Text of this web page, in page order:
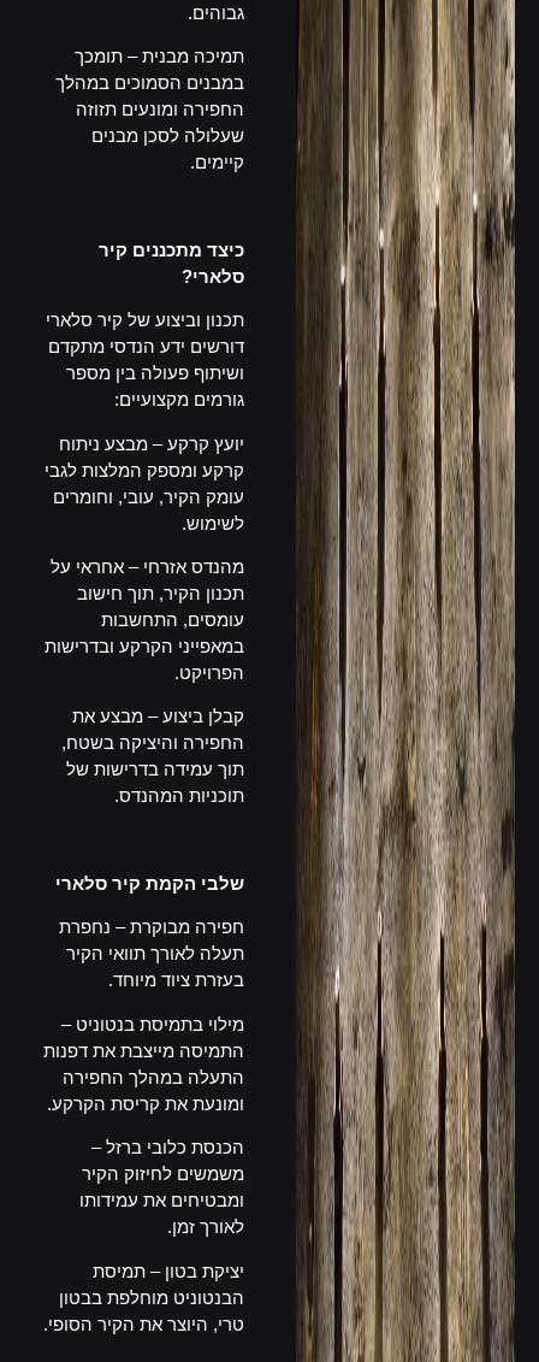
גבוהים.
תמיכה מבנית – תומכך
במבנים הסמוכים במהלך
החפירה ומונעים תזוזה
שעלולה לסכן מבנים
קיימים.
כיצד מתכננים קיר
סלארי?
תכנון וביצוע של קיר סלארי
דורשים ידע הנדסי מתקדם
ושיתוף פעולה בין מספר
גורמים מקצועיים:
יועץ קרקע – מבצע ניתוח
קרקע ומספק המלצות לגבי
עומק הקיר, עובי, וחומרים
לשימוש.
מהנדס אזרחי – אחראי על
תכנון הקיר, תוך חישוב
עומסים, התחשבות
במאפייני הקרקע ובדרישות
הפרויקט.
קבלן ביצוע – מבצע את
החפירה והיציקה בשטח,
תוך עמידה בדרישות של
תוכניות המהנדס.
שלבי הקמת קיר סלארי
חפירה מבוקרת – נחפרת
תעלה לאורך תוואי הקיר
בעזרת ציוד מיוחד.
מילוי בתמיסת בנטוניט –
התמיסה מייצבת את דפנות
התעלה במהלך החפירה
ומונעת את קריסת הקרקע.
הכנסת כלובי ברזל –
משמשים לחיזוק הקיר
ומבטיחים את עמידותו
לאורך זמן.
יציקת בטון – תמיסת
הבנטוניט מוחלפת בבטון
טרי, היוצר את הקיר הסופי.